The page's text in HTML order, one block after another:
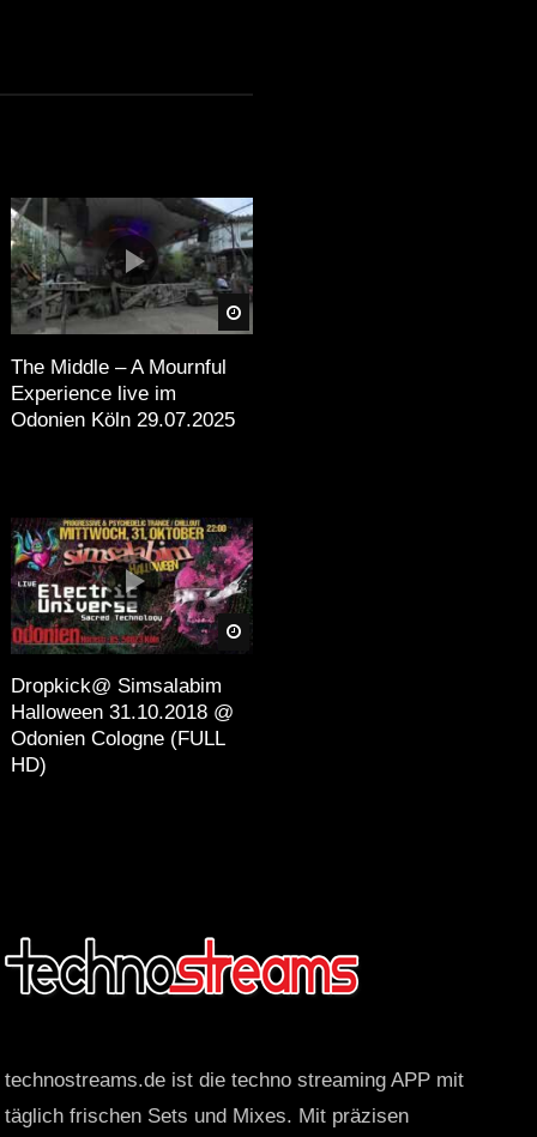
des Festivals.
Beschilderung.
Darüber
werden, um den
war. Es bot eine
Trotz einiger
in Deutschland.
verweilen und die
The Middle – A Mournful
Experience live im
Odonien Köln 29.07.2025
Später
Dropkick@ Simsalabim
Halloween 31.10.2018 @
Odonien Cologne (FULL
HD)
technostreams.de ist die techno streaming APP mit
täglich frischen Sets und Mixes. Mit präzisen